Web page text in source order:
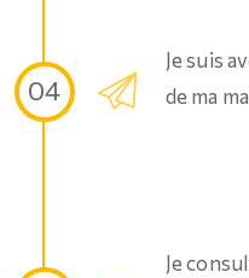
Je suis
de ma
04
Je